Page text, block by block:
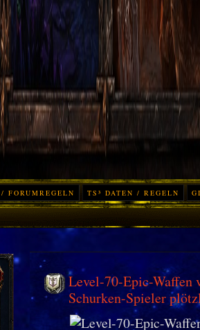
FORUMREGELN TS³ DATEN / REGELN
Level-70-Epic-Waffen
Schurken-Spieler